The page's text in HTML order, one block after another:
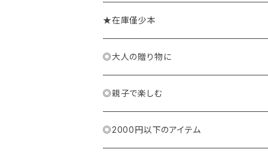
★在庫僅少本
◎大人の贈り物に
◎親子で楽しむ
◎2000円以下のアイテム